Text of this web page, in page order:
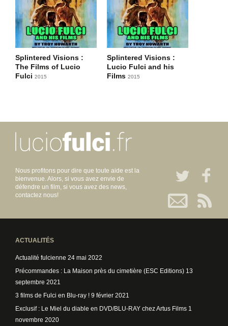
Splintered Visions :
The Films of Lucio
Fulci 2015
Splintered Visions :
Lucio Fulci and his
Films 2015
Nous profitons pour dire que toute aide est la
bienvenue. Alors, si vous avez envie de
défendre un film, si vous avez des news,
contactez nous!
ACTUALITÉS
Actualité fulcienne 24 mai 2022
Précommandes : La Maison près du cimetière (ESC Editions) 13
septembre 2021
3 films de Fulci en Blu-ray ! 9 février 2021
Exclusif : Le Miel du diable en DVD/BLU-RAY chez Artus Films 1
novembre 2020